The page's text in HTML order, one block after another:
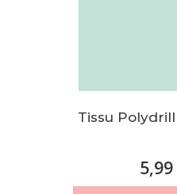
Tissu
5,99